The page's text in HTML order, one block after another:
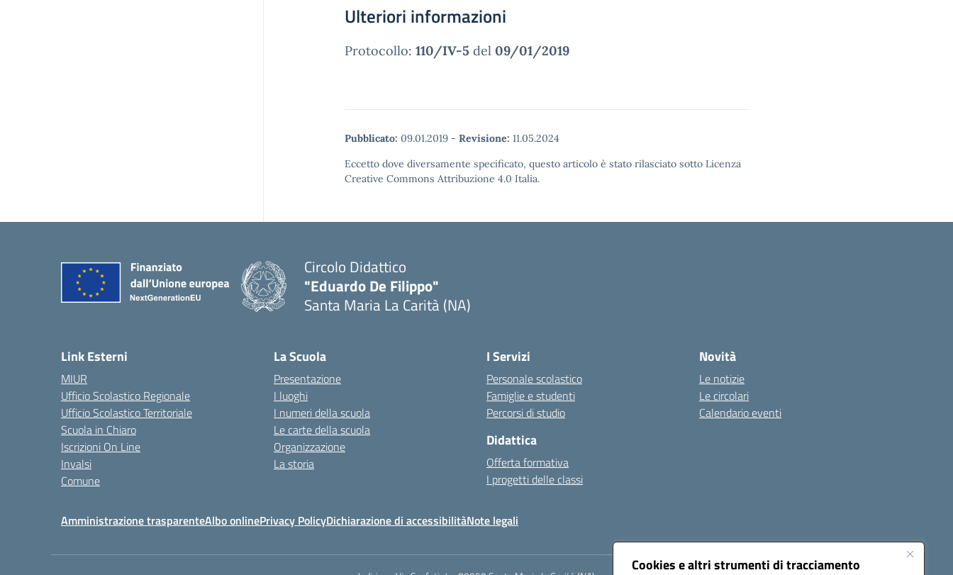
Cookies e altri strumenti di tracciamento
Ulteriori informazioni
Protocollo: 110/IV-5 del 09/01/2019
Pubblicato: 09.01.2019 - Revisione: 11.05.2024
Eccetto dove diversamente specificato, questo articolo è stato rilasciato sotto Licenza
Creative Commons Attribuzione 4.0 Italia.
Circolo Didattico
"Eduardo De Filippo"
Santa Maria La Carità (NA)
Link Esterni
MIUR
Ufficio Scolastico Regionale
Ufficio Scolastico Territoriale
Scuola in Chiaro
Iscrizioni On Line
Invalsi
Comune
La Scuola
Presentazione
I luoghi
I numeri della scuola
Le carte della scuola
Organizzazione
La storia
I Servizi
Personale scolastico
Famiglie e studenti
Percorsi di studio
Didattica
Offerta formativa
I progetti delle classi
Novità
Le notizie
Le circolari
Calendario eventi
Amministrazione trasparenteAlbo onlinePrivacy PolicyDichiarazione di accessibilitàNote legali